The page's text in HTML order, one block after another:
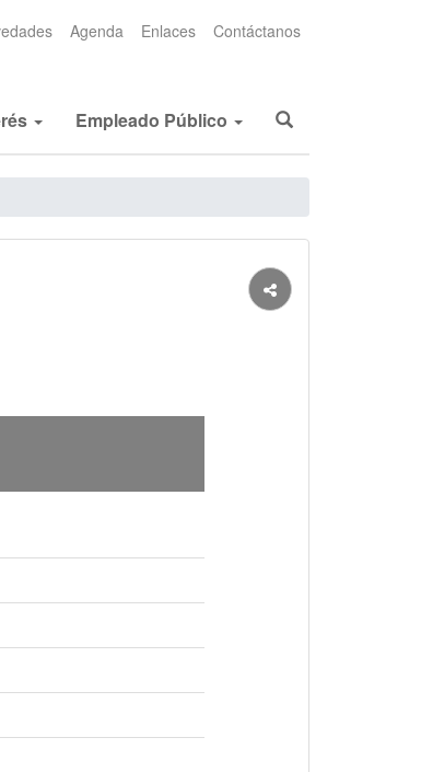
Agenda Enlaces Contáctanos
Empleado Público